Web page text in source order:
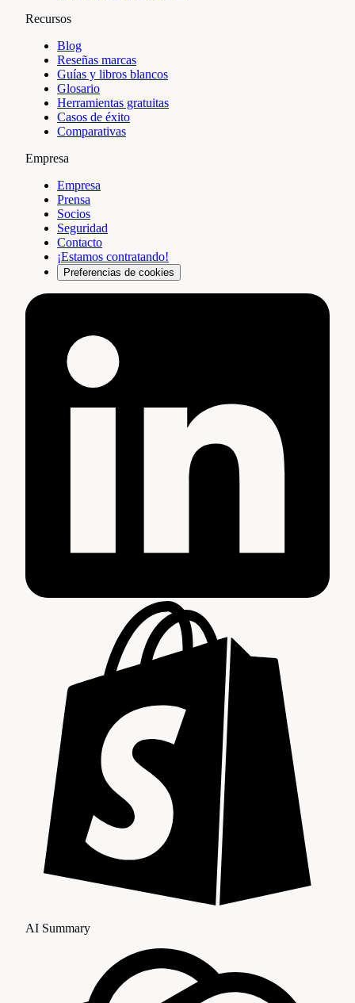
Recursos
Blog
Reseñas marcas
Guías y libros blancos
Glosario
Herramientas gratuitas
Casos de éxito
Comparativas
Empresa
Empresa
Prensa
Socios
Seguridad
Contacto
¡Estamos contratando!
Preferencias de cookies
AI Summary